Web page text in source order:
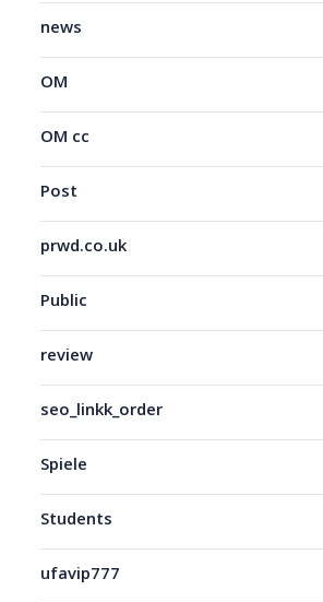
news
OM
OM cc
Post
prwd.co.uk
Public
review
seo_linkk_order
Spiele
Students
ufavip777